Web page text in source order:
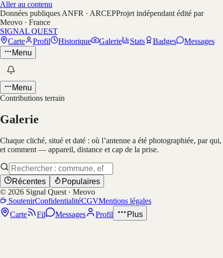
Aller au contenu
Données publiques ANFR · ARCEPProjet indépendant édité par
Meovo · France
SIGNAL QUEST
Carte
Profil Historique Galerie Stats Badges
Messages
Menu
Menu
Contributions terrain
Galerie
Chaque cliché, situé et daté : où l’antenne a été photographiée, par qui,
et comment — appareil, distance et cap de la prise.
Récentes
Populaires
© 2026 Signal Quest · Meovo
SoutenirConfidentialitéCGVMentions légales
Carte
Fil Messages Profil Plus